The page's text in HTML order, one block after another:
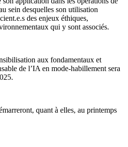
sein desquelles son utilisation
des enjeux éthiques,
qui y sont associés.
aux fondamentaux et
de l’IA en mode-habillement sera
quant à elles, au printemps